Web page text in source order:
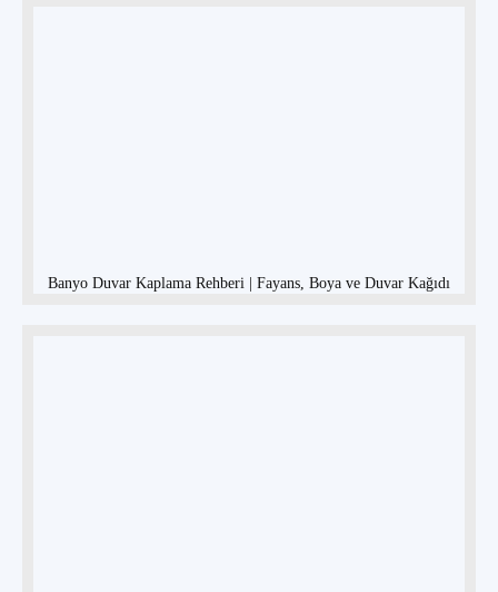
Banyo Duvar Kaplama Rehberi | Fayans, Boya ve Duvar Kağıdı